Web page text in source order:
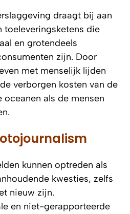
draagt bij aan
toeleveringsketens die
en grotendeels
zijn. Door
met menselijk lijden
verborgen kosten van de
als de mensen
kunnen optreden als
kwesties, zelfs
nieuw zijn.
en niet-gerapporteerde